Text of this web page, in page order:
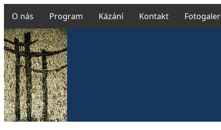
O nás Program Kázání Kontakt